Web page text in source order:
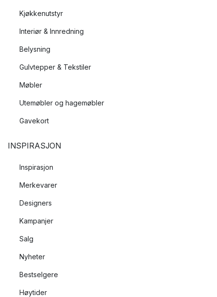
Kjøkkenutstyr
Interiør & Innredning
Belysning
Gulvtepper & Tekstiler
Møbler
Utemøbler og hagemøbler
Gavekort
INSPIRASJON
Inspirasjon
Merkevarer
Designers
Kampanjer
Salg
Nyheter
Bestselgere
Høytider